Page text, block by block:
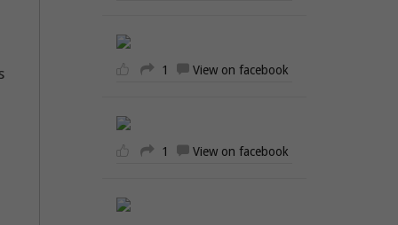
1 View on facebook
1 View on facebook